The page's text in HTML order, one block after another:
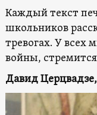
Каждый текст
школьников
тревогах. У всех
войны,
Давид Церцвадзе,